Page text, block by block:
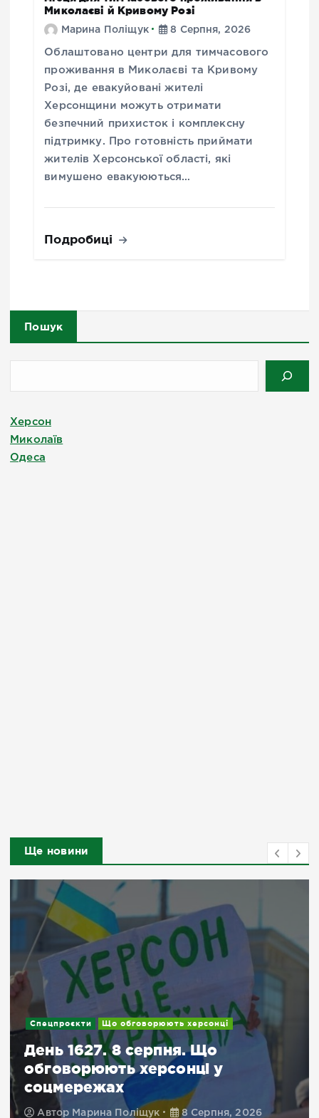
Миколаєві й Кривому Розі
Марина Поліщук 8 Серпня, 2026
Облаштовано центри для тимчасового
проживання в Миколаєві та Кривому
Розі, де евакуйовані жителі
Херсонщини можуть отримати
безпечний прихисток і комплексну
підтримку. Про готовність приймати
жителів Херсонської області, які
вимушено евакуюються…
Подробиці
Пошук
Херсон
Миколаїв
Одеса
Ще новини
Спецпроєкти Що обговорюють херсонці
День 1627. 8 серпня. Що
обговорюють херсонці у
соцмережах
Автор Марина Поліщук 8 Серпня, 2026